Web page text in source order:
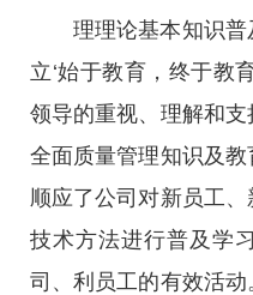
理理论基本知识
立‘始于教育，终于教
领导的重视、理解和
全面质量管理知识及
顺应了公司对新员工
技术方法进行普及学
司、利员工的有效活